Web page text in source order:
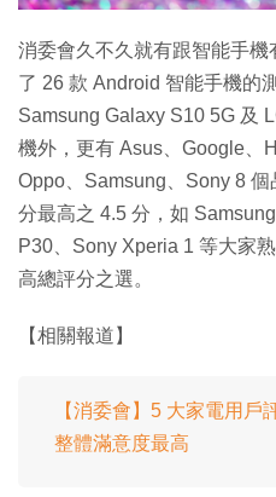
消委會久不久就有跟智能手
了 26 款 Android 智能手機的
Samsung Galaxy S10 5G 及
機外，更有 Asus、Google、
Oppo、Samsung、Sony 8
分最高之 4.5 分，如
P30、Sony Xperia 1 等大家
高總評分之選。
【相關報道】
【消委會】5 大家電用
整體滿意度最高